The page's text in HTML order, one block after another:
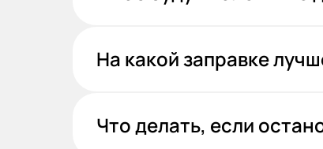
На какой заправке
Что делать, если